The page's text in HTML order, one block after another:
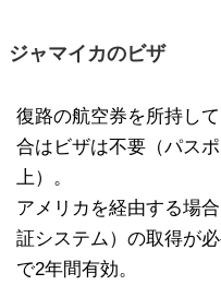
ジャマイカのビザ
復路の航空券を所持し
合はビザは不要（パス
上）。
アメリカを経由する場
証システム）の取得が
で2年間有効。